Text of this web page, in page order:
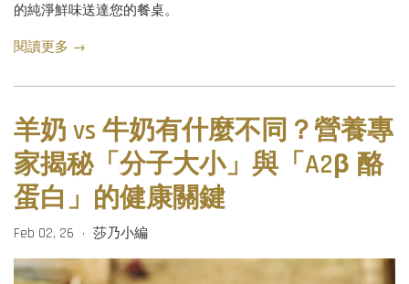
的純淨鮮味送達您的餐桌。
閱讀更多 →
羊奶 vs 牛奶有什麼不同？營養專
家揭秘「分子大小」與「A2β 酪
蛋白」的健康關鍵
Feb 02, 26 • 莎乃小編